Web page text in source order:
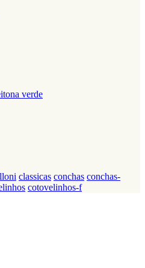
verde
classicas conchas conchas-
cotovelinhos-f